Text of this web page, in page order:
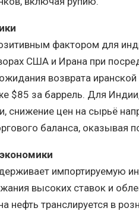
фактором для
США и Ирана при
возврата
$85 за баррель. Для
снижение цен на сырьё
баланса, оказывая
импортируемую
высоких ставок и
нефть транслируется в